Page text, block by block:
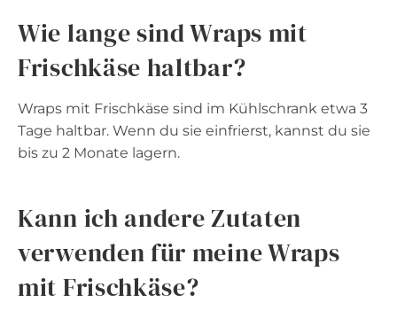
Wie lange sind Wraps mit
Frischkäse haltbar?
Wraps mit Frischkäse sind im Kühlschrank etwa 3
Tage haltbar. Wenn du sie einfrierst, kannst du sie
bis zu 2 Monate lagern.
Kann ich andere Zutaten
verwenden für meine Wraps
mit Frischkäse?